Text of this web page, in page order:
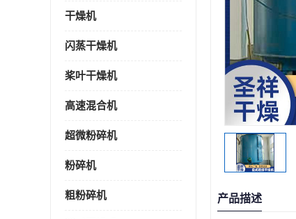
干燥机
闪蒸干燥机
桨叶干燥机
高速混合机
超微粉碎机
粉碎机
粗粉碎机 产品描述